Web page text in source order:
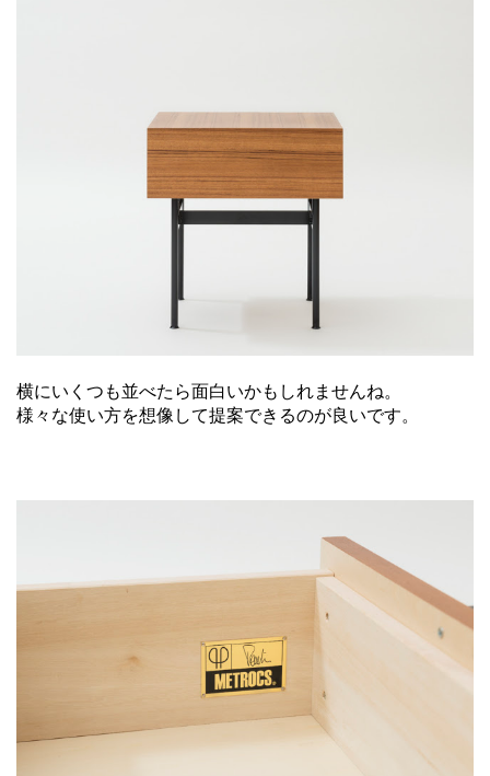
横にいくつも並べたら面白いかもしれませんね。
様々な使い方を想像して提案できるのが良いです。